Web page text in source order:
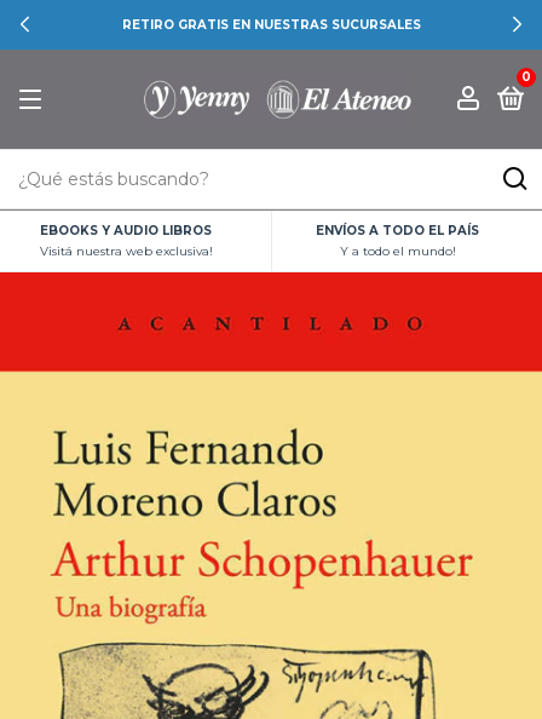
RETIRO GRATIS EN NUESTRAS SUCURSALES
0
EBOOKS Y AUDIO LIBROS
Visitá nuestra web exclusiva!
ENVÍOS A TODO EL PAÍS
Y a todo el mundo!